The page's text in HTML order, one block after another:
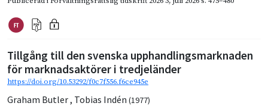
Tillgång till den svenska upphandlingsmarknaden
för marknadsaktörer i tredjeländer
https://doi.org/10.53292/f0c7f556.f6ce945e
Graham Butler, Tobias Indén (1977)